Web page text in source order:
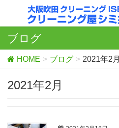
ブログ
HOME ブログ 2021年2月
2021年2月